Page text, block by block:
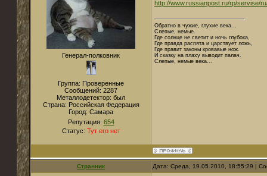
Генерал-полковник
Группа: Проверенные
Сообщений: 2287
Металлодетектор: был
Страна: Российская Федерация
Город: Самара
Репутация: 654
Статус: Тут его нет
http://www.russianpost.ru/rp/servise/
Обратно в чужие, глухие века...
Слепые, немые.
Где солнце не светит и ночь глубока,
Где правда распята и царствует ложь,
Где правит законы кровавые нож.
И сказку на плаху выводит палач.
Слепые, немые века...
Странник Дата: Среда, 19.05.2010, 18:55:29 |